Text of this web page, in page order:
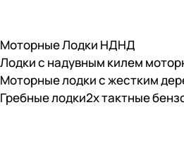
Моторные Лодки НДНД
Лодки с надувным килем
Моторные лодки с жестким
Гребные лодки2х тактные